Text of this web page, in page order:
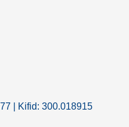
| Kifid: 300.018915